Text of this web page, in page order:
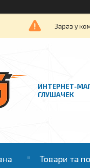
Зараз у
ИНТЕРНЕТ-
ГЛУШАЧЕК
Товари та